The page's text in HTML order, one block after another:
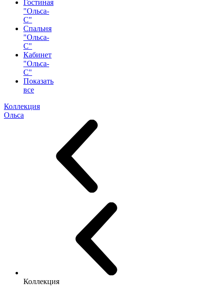
Гостиная
"Ольса-
С"
Спальня
"Ольса-
С"
Кабинет
"Ольса-
С"
Показать
все
Коллекция
Ольса
Коллекция